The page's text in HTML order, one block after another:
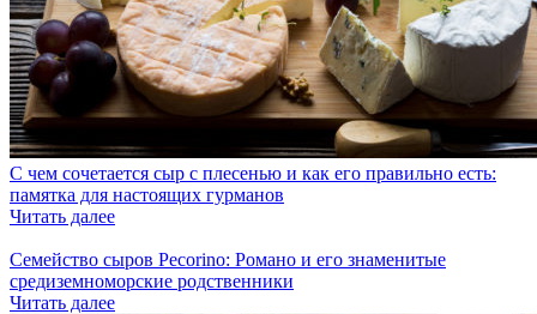
С чем сочетается сыр с плесенью и как его правильно есть:
памятка для настоящих гурманов
Читать далее
Семейство сыров Pecorino: Романо и его знаменитые
средиземноморские родственники
Читать далее